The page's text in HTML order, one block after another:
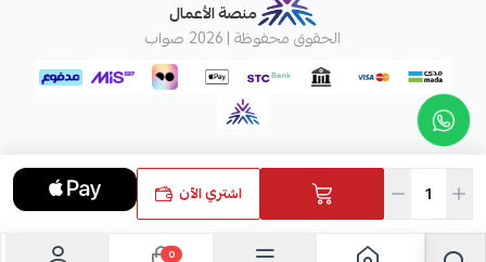
اشتري الآن
0
منصة الأعمال
الحقوق محفوظة | 2026
صواب